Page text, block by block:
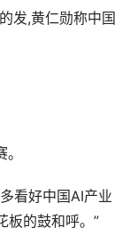
发,黄仁勋称中国
看好中国AI产业
板的鼓和呼。”